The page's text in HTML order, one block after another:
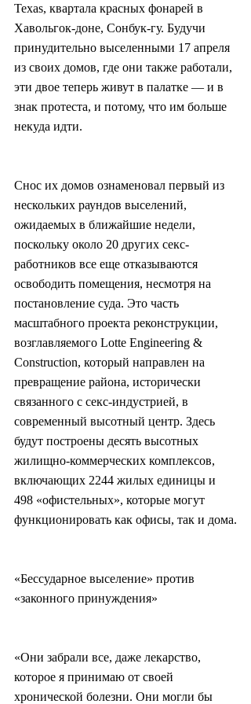
Texas, квартала красных фонарей в
Хавольгок-доне, Сонбук-гу. Будучи
принудительно выселенными 17 апреля
из своих домов, где они также работали,
эти двое теперь живут в палатке — и в
знак протеста, и потому, что им больше
некуда идти.
Снос их домов ознаменовал первый из
нескольких раундов выселений,
ожидаемых в ближайшие недели,
поскольку около 20 других секс-
работников все еще отказываются
освободить помещения, несмотря на
постановление суда. Это часть
масштабного проекта реконструкции,
возглавляемого Lotte Engineering &
Construction, который направлен на
превращение района, исторически
связанного с секс-индустрией, в
современный высотный центр. Здесь
будут построены десять высотных
жилищно-коммерческих комплексов,
включающих 2244 жилых единицы и
498 «офистельных», которые могут
функционировать как офисы, так и дома.
«Бессударное выселение» против
«законного принуждения»
«Они забрали все, даже лекарство,
которое я принимаю от своей
хронической болезни. Они могли бы